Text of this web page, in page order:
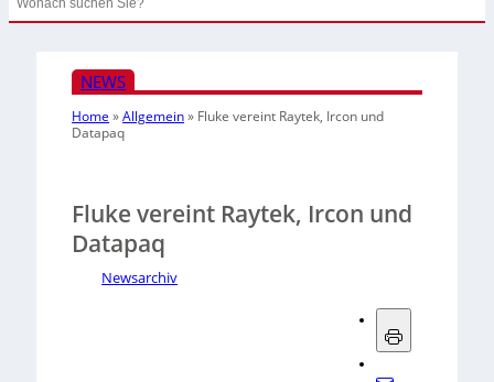
Search
NEWS
Home »Allgemein» Fluke vereint Raytek, Ircon und
Datapaq
Fluke vereint Raytek, Ircon und
Datapaq
Newsarchiv